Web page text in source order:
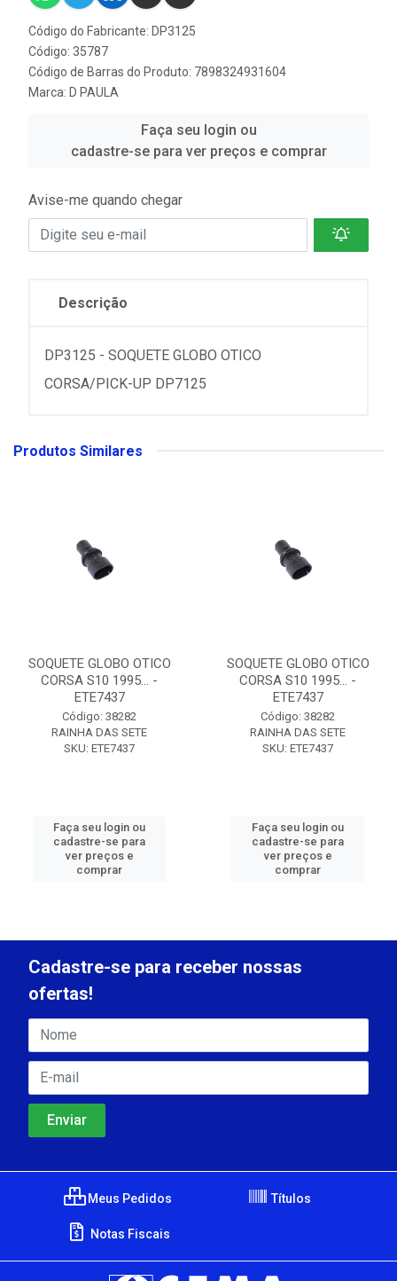
Código do Fabricante: DP3125
Código: 35787
Código de Barras do Produto: 7898324931604
Marca: D PAULA
Faça seu login ou
cadastre-se para ver preços e comprar
Avise-me quando chegar
Descrição
DP3125 - SOQUETE GLOBO OTICO
CORSA/PICK-UP DP7125
Produtos Similares
SOQUETE GLOBO OTICO
CORSA S10 1995... -
ETE7437
Código: 38282
RAINHA DAS SETE
SKU: ETE7437
Faça seu login ou
cadastre-se para
ver preços e
comprar
SOQUETE GLOBO OTICO
CORSA S10 1995... -
ETE7437
Código: 38282
RAINHA DAS SETE
SKU: ETE7437
Faça seu login ou
cadastre-se para
ver preços e
comprar
Cadastre-se para receber nossas
ofertas!
Meus Pedidos Títulos
Notas Fiscais